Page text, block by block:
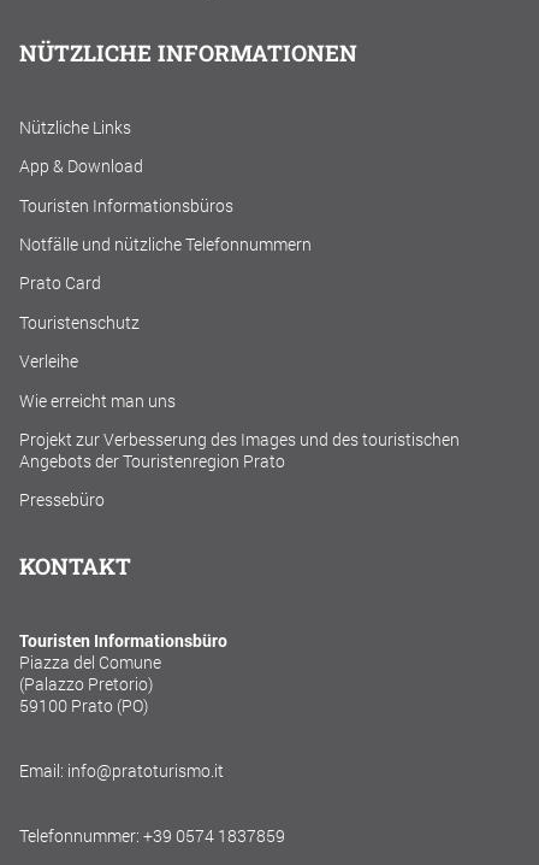
NÜTZLICHE INFORMATIONEN
Nützliche Links
App & Download
Touristen Informationsbüros
Notfälle und nützliche Telefonnummern
Prato Card
Touristenschutz
Verleihe
Wie erreicht man uns
Projekt zur Verbesserung des Images und des touristischen
Angebots der Touristenregion Prato
Pressebüro
KONTAKT
Touristen Informationsbüro
Piazza del Comune
(Palazzo Pretorio)
59100 Prato (PO)
Email: info@pratoturismo.it
Telefonnummer: +39 0574 1837859